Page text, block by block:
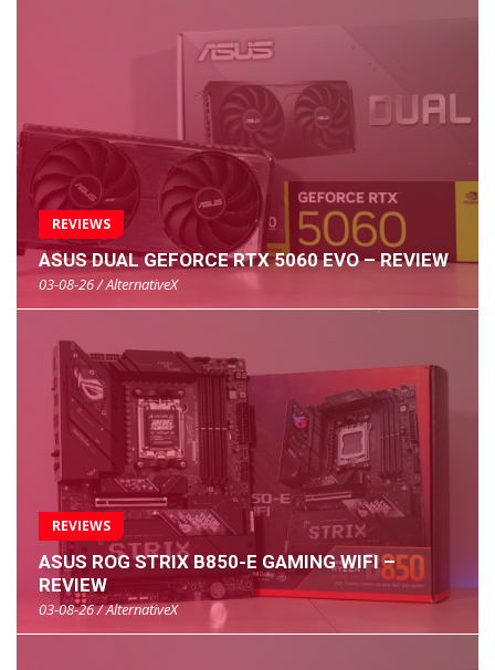
REVIEWS
ASUS DUAL GEFORCE RTX 5060 EVO – REVIEW
03-08-26 / AlternativeX
REVIEWS
ASUS ROG STRIX B850-E GAMING WIFI –
REVIEW
03-08-26 / AlternativeX